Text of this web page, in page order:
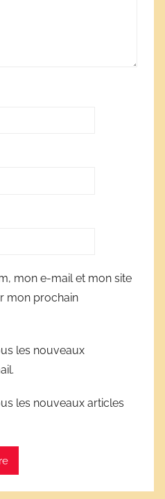
mon e-mail et mon site
mon prochain
les nouveaux
les nouveaux articles